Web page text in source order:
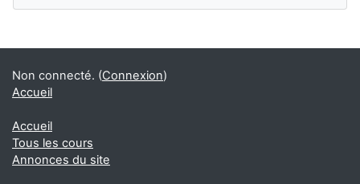
Blocs supplémentaires
Non connecté. (Connexion)
Accueil
Accueil
Tous les cours
Annonces du site